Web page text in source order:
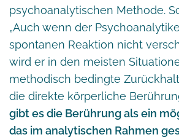
psychoanalytischen Methode.
„Auch wenn der
spontanen Reaktion nicht
wird er in den meisten
methodisch bedingte
die direkte körperliche
gibt es die Berührung als ein
das im analytischen Rahmen